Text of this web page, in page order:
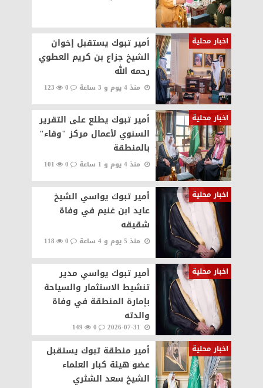
اخبار محلية
أمير تبوك يستقبل إخوان
الشيخ جزاع بن كريم العطوي
رحمه الله‏‎
منذ 4 يوم و 3 ساعة 0
123
اخبار محلية
أمير تبوك يطلع على التقرير
السنوي لأعمال مركز "وقاء"
بالمنطقة
منذ 4 يوم و 1 ساعة 0
101
اخبار محلية
أمير تبوك يواسي الشيخ
عايد ابن غنيم في وفاة
شقيقه
منذ 5 يوم و 4 ساعة 0
118
اخبار محلية
أمير تبوك يواسي مدير
تنشيط الاستثمار والسياحة
بإمارة المنطقة في وفاة
والدته
0
149
اخبار محلية
أمير منطقة تبوك يستقبل
عضو هيئة كبار العلماء
الشيخ سعد الشثري